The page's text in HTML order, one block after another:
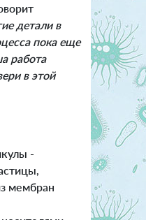
детали в
пока еще
работа
в этой
-
мембран